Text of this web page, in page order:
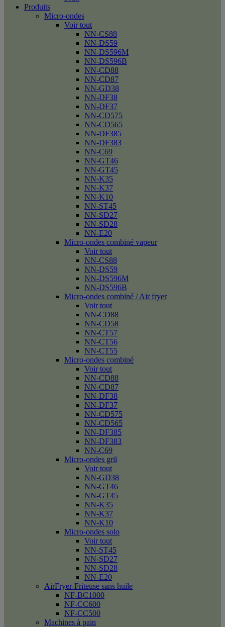
Produits
Micro-ondes
Voir tout
NN-CS88
NN-DS59
NN-DS596M
NN-DS596B
NN-CD88
NN-CD87
NN-GD38
NN-DF38
NN-DF37
NN-CD575
NN-CD565
NN-DF385
NN-DF383
NN-C69
NN-GT46
NN-GT45
NN-K35
NN-K37
NN-K10
NN-ST45
NN-SD27
NN-SD28
NN-E20
Micro-ondes combiné vapeur
Voir tout
NN-CS88
NN-DS59
NN-DS596M
NN-DS596B
Micro-ondes combiné / Air fryer
Voir tout
NN-CD88
NN-CD58
NN-CT57
NN-CT56
NN-CT55
Micro-ondes combiné
Voir tout
NN-CD88
NN-CD87
NN-DF38
NN-DF37
NN-CD575
NN-CD565
NN-DF385
NN-DF383
NN-C69
Micro-ondes gril
Voir tout
NN-GD38
NN-GT46
NN-GT45
NN-K35
NN-K37
NN-K10
Micro-ondes solo
Voir tout
NN-ST45
NN-SD27
NN-SD28
NN-E20
AirFryer-Friteuse sans huile
NF-BC1000
NF-CC600
NF-CC500
Machines à pain